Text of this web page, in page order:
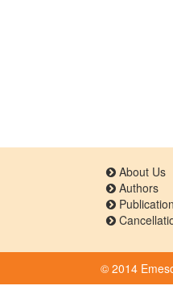
About Us
Authors
© 2014